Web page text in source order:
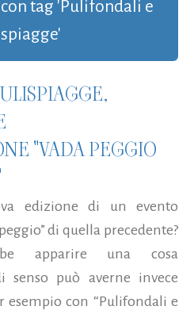
tag 'Pulifondali e
"VADA PEGGIO
edizione di un evento
di quella precedente?
apparire una cosa
senso può averne invece
esempio con “Pulifondali e